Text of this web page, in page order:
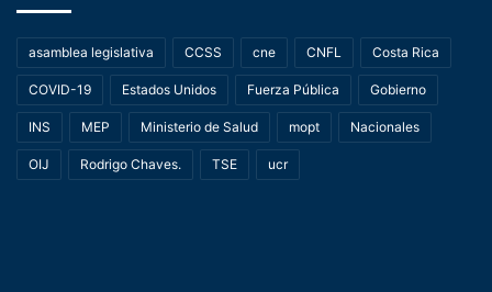
asamblea legislativa CCSS cne CNFL Costa Rica
COVID-19 Estados Unidos Fuerza Pública Gobierno
INS MEP Ministerio de Salud mopt Nacionales
OIJ Rodrigo Chaves. TSE ucr